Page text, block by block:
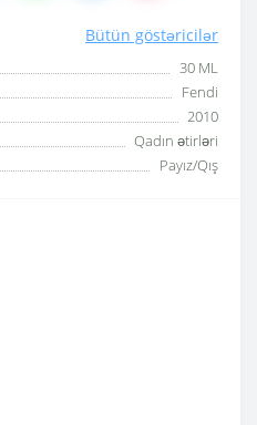
Bütün göstəricilər
30 ML
Fendi
2010
Qadın ətirləri
Payız/Qış